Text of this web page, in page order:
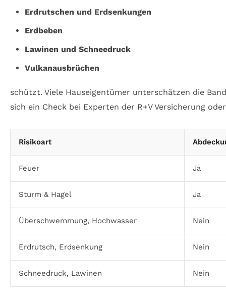
Erdrutschen und Erdsenkungen
Erdbeben
Lawinen und Schneedruck
Vulkanausbrüchen
schützt. Viele Hauseigentümer unterschätzen die
sich ein Check bei Experten der R+V Versicherung
Risikoart
Feuer Ja
Sturm & Hagel Ja
Überschwemmung, Hochwasser Nein
Erdrutsch, Erdsenkung Nein
Schneedruck, Lawinen Nein